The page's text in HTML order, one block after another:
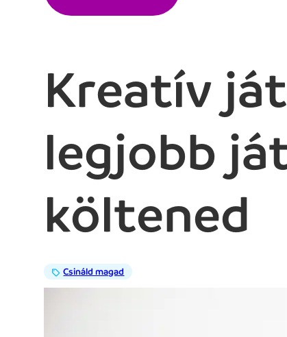
Kreatív
legjobb
költened
Csináld magad